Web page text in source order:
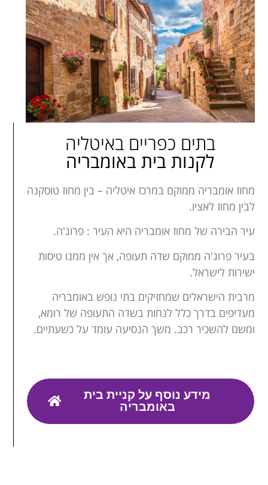
בתים כפריים באיטליה
לקנות בית באומבריה
מחוז אומבריה ממוקם במרכז איטליה – בין מחוז טוסקנה
לבין מחוז לאציו.
עיר הבירה של מחוז אומבריה היא העיר : פרוג'ה.
בעיר פרוג'ה ממוקם שדה תעופה, אך אין ממנו טיסות
ישירות לישראל.
מרבית הישראלים שמחזיקים בתי נופש באומבריה
מעדיפים בדרך כלל לנחות בשדה התעופה של רומא,
ומשם להשכיר רכב. משך הנסיעה עומד על כשעתיים.
מידע נוסף על קניית בית
באומבריה